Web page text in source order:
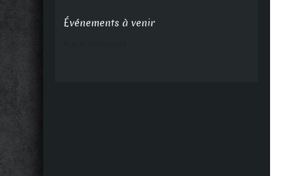
Événements à venir